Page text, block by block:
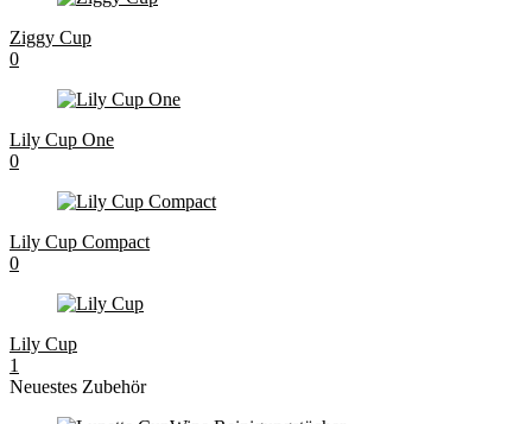
Ziggy Cup
0
Lily Cup One
0
Lily Cup Compact
0
Lily Cup
1
Neuestes Zubehör